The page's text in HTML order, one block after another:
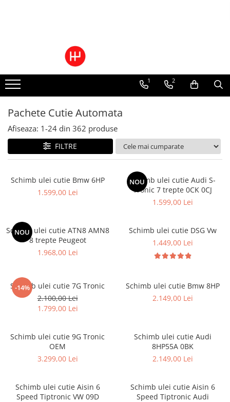
Ulei cutie automata
Filtre cutii automate
1 2
Pachete Cutie Automata
Afiseaza: 1-24 din 362 produse
FILTRE
Schimb ulei cutie Bmw 6HP
1.599,00 Lei
NOU
Schimb ulei cutie Audi S-
Tronic 7 trepte 0CK 0CJ
1.599,00 Lei
NOU
Schimb ulei cutie ATN8 AMN8
8 trepte Peugeot
1.968,00 Lei
Schimb ulei cutie DSG Vw
1.449,00 Lei
-14%
Schimb ulei cutie 7G Tronic
2.100,00 Lei
1.799,00 Lei
Schimb ulei cutie Bmw 8HP
2.149,00 Lei
Schimb ulei cutie 9G Tronic
OEM
3.299,00 Lei
Schimb ulei cutie Audi
8HP55A 0BK
2.149,00 Lei
Schimb ulei cutie Aisin 6
Speed Tiptronic VW 09D
Schimb ulei cutie Aisin 6
Speed Tiptronic Audi